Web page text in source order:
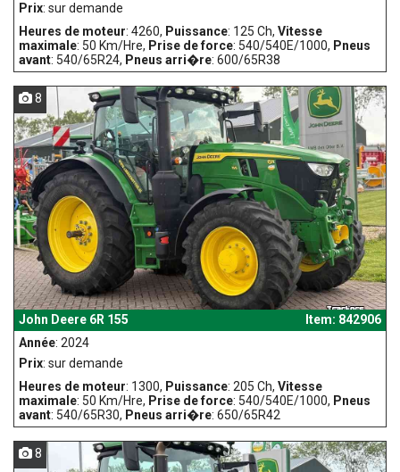
Prix: sur demande
Heures de moteur: 4260, Puissance: 125 Ch, Vitesse
maximale: 50 Km/Hre, Prise de force: 540/540E/1000, Pneus
avant: 540/65R24, Pneus arri�re: 600/65R38
8
John Deere 6R 155
Item: 842906
Année: 2024
Prix: sur demande
Heures de moteur: 1300, Puissance: 205 Ch, Vitesse
maximale: 50 Km/Hre, Prise de force: 540/540E/1000, Pneus
avant: 540/65R30, Pneus arri�re: 650/65R42
8